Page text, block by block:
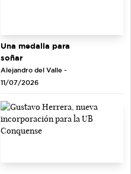
Una medalla para
soñar
Alejandro del Valle -
11/07/2026